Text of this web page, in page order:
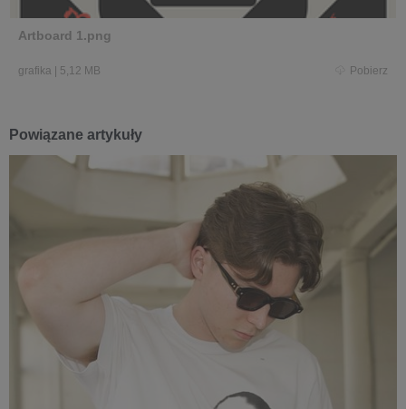
Artboard 1.png
grafika 5,12 MB Pobierz
Powiązane artykuły